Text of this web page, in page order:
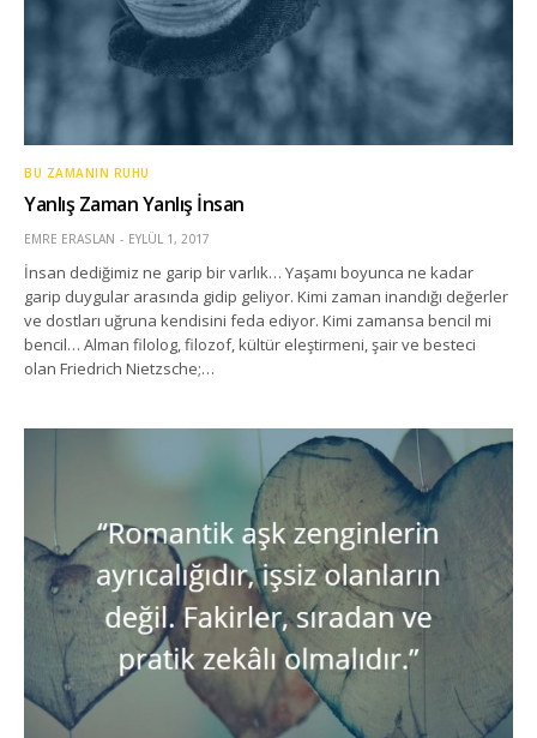
BU ZAMANIN RUHU
Yanlış Zaman Yanlış İnsan
EMRE ERASLAN EYLÜL 1, 2017
İnsan dediğimiz ne garip bir varlık… Yaşamı boyunca ne kadar
garip duygular arasında gidip geliyor. Kimi zaman inandığı değerler
ve dostları uğruna kendisini feda ediyor. Kimi zamansa bencil mi
bencil… Alman filolog, filozof, kültür eleştirmeni, şair ve besteci
olan Friedrich Nietzsche;…